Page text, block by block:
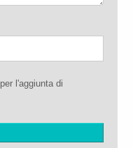
per l'aggiunta di